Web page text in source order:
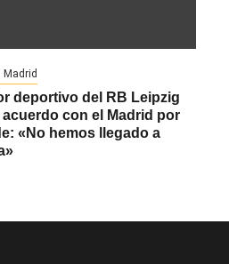
Madrid
deportivo del RB Leipzig
con el Madrid por
«No hemos llegado a